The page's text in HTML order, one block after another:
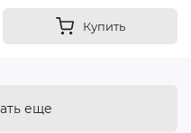
Купить
еще